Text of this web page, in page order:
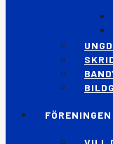
FÖRENINGEN